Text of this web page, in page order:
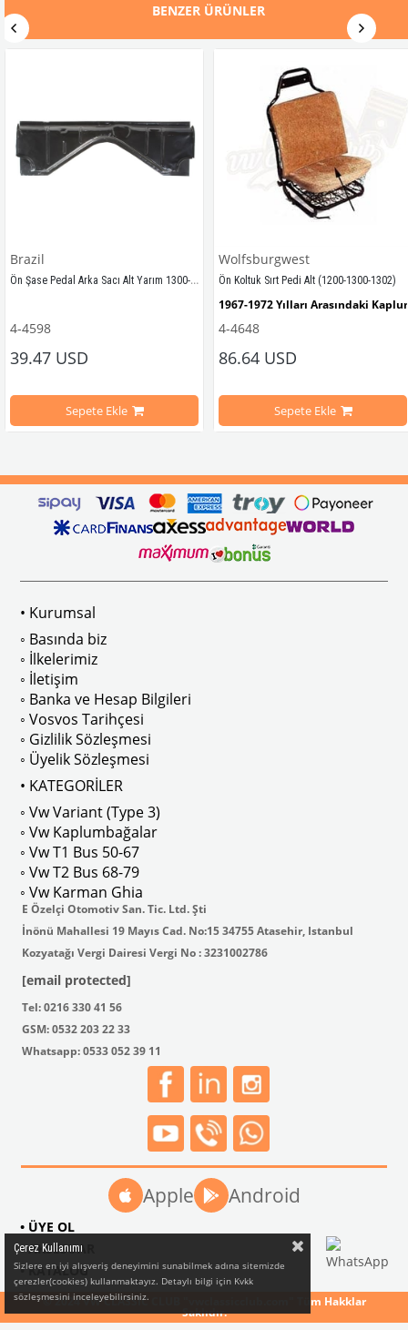
BENZER ÜRÜNLER
Brazil
Ön Şase Pedal Arka Sacı Alt Yarım 1300-1200 STD
1968 - 1971 yılları arasındaki Volkswagen Kaplumbağa (Beetle)
1967 - 1974 yılları arasındaki Karmann Ghia modelleriyle
                        1300 ve 1200 STD kasa araçlar için uygundur.
Bu parça, ön şase üzerinde pedal bölgesinin hemen arkasında yer
Centauro Auto Parts tarafından Brezilya’da yüksek kalite
VWCC Parça No: 4-4598 OEM Parça No: 113805451F / 111805452
4-4598
39.47 USD
Sepete Ekle
Wolfsburgwest
Ön Koltuk Sırt Pedi Alt (1200-1300-1302)
1967-1972 Yılları Arasındaki
VWCC Parça No : 4-4648 OEM
4-4648
86.64 USD
Sepete Ekle
• Kurumsal
◦ Basında biz
◦ İlkelerimiz
◦ İletişim
◦ Banka ve Hesap Bilgileri
◦ Vosvos Tarihçesi
◦ Gizlilik Sözleşmesi
◦ Üyelik Sözleşmesi
• KATEGORİLER
◦ Vw Variant (Type 3)
◦ Vw Kaplumbağalar
◦ Vw T1 Bus 50-67
◦ Vw T2 Bus 68-79
◦ Vw Karman Ghia
E Özelçi Otomotiv San. Tic. Ltd. Şti
İnönü Mahallesi 19 Mayıs Cad. No:15 34755 Atasehir, Istanbul
Kozyatağı Vergi Dairesi Vergi No : 3231002786
[email protected]
Tel: 0216 330 41 56
GSM: 0532 203 22 33
Whatsapp: 0533 052 39 11
Apple Android
• ÜYE OL
• AKSESUAR
• KATALOG
© 2024 VW CLASSIC CLUB "vwclassicclub.com" Tüm Hakklar
Saklıdır.
Çerez Kullanımı
Sizlere en iyi alışveriş deneyimini sunabilmek adına sitemizde
çerezler(cookies) kullanmaktayız. Detaylı bilgi için Kvkk
sözleşmesini inceleyebilirsiniz.